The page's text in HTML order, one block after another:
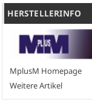
HERSTELLERINFO
MplusM Homepage
Weitere Artikel